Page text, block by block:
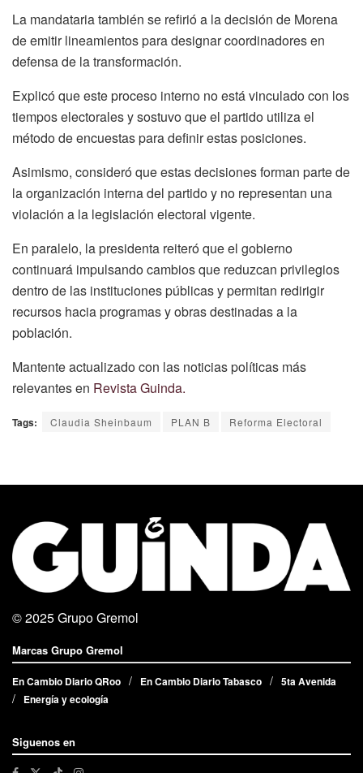
La mandataria también se refirió a la decisión de Morena
de emitir lineamientos para designar coordinadores en
defensa de la transformación.
Explicó que este proceso interno no está vinculado con los
tiempos electorales y sostuvo que el partido utiliza el
método de encuestas para definir estas posiciones.
Asimismo, consideró que estas decisiones forman parte de
la organización interna del partido y no representan una
violación a la legislación electoral vigente.
En paralelo, la presidenta reiteró que el gobierno
continuará impulsando cambios que reduzcan privilegios
dentro de las instituciones públicas y permitan redirigir
recursos hacia programas y obras destinadas a la
población.
Mantente actualizado con las noticias políticas más
relevantes en Revista Guinda.
Tags: Claudia Sheinbaum PLAN B Reforma Electoral
© 2025Grupo Gremol
Marcas Grupo Gremol
En Cambio Diario QRoo En Cambio Diario Tabasco
5ta Avenida
Energía y ecología
Siguenos en